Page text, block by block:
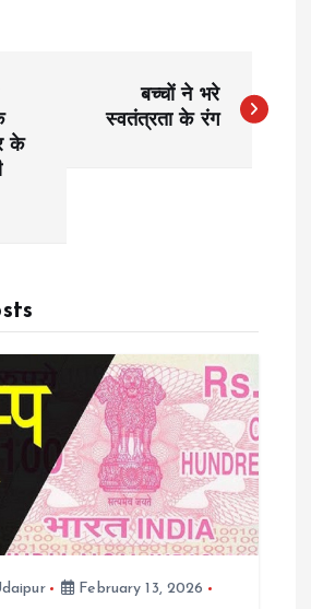
के
बच्चों ने भरे
स्वतंत्रता के रंग
February 13, 2026